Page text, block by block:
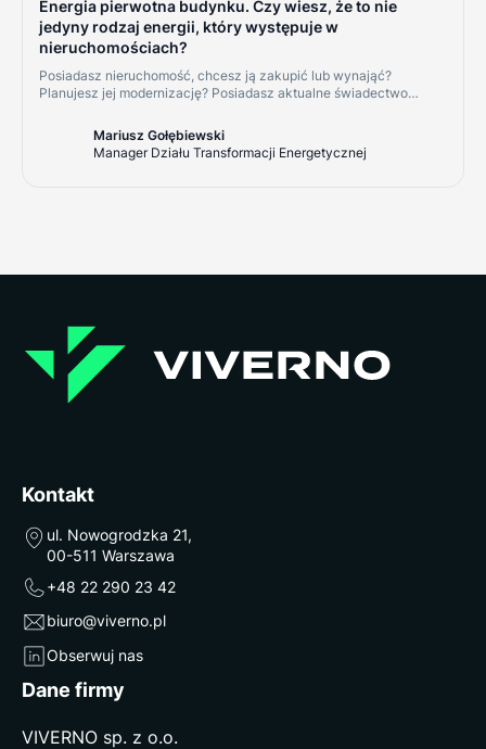
Energia pierwotna budynku. Czy wiesz, że to nie
jedyny rodzaj energii, który występuje w
nieruchomościach?
Posiadasz nieruchomość, chcesz ją zakupić lub wynająć?
Planujesz jej modernizację? Posiadasz aktualne świadectwo
Oto co musisz wiedzieć.
Mariusz Gołębiewski
Manager Działu Transformacji Energetycznej
Kontakt
ul. Nowogrodzka 21,
00-511 Warszawa
+48 22 290 23 42
biuro@viverno.pl
Obserwuj nas
Dane firmy
VIVERNO sp. z o.o.